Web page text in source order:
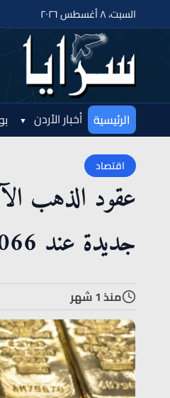
السبت، ٨ أغسطس ٢٠٢٦
الرئيسية أخبار الأردن
اقتصاد
عقود الذهب
جديدة عند 4066 دولارا
منذ 1 شهر